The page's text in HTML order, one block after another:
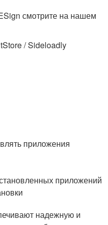
смотрите на нашем
/ Sideloadly
приложения
приложений
надежную и